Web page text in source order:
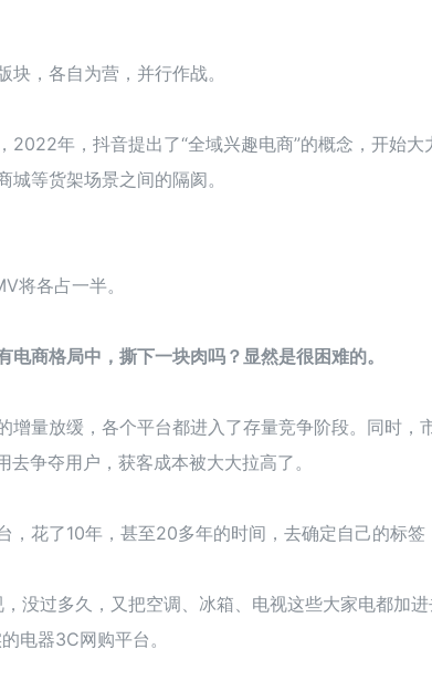
，各自为营，并行作战。
年，抖音提出了“全域兴趣电商”的概念，开始大
等货架场景之间的隔阂。
将各占一半。
商格局中，撕下一块肉吗？显然是很困难的。
量放缓，各个平台都进入了存量竞争阶段。同时，
争夺用户，获客成本被大大拉高了。
花了10年，甚至20多年的时间，去确定自己的标签
没过多久，又把空调、冰箱、电视这些大家电都加
电器3C网购平台。